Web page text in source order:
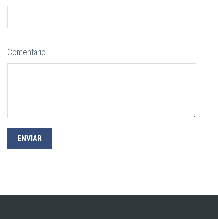
Comentario